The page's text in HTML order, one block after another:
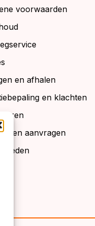
voorwaarden
en afhalen
en klachten
stalen aanvragen